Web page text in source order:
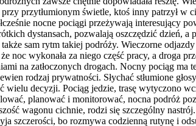
przytłumionym świetle, ktoś inny patrzył w
nocne pociągi przeżywają interesujący
dystansach, pozwalają oszczędzić dzień, a
sam rytm takiej podróży. Wieczorne
wykonała za niego część pracy, a droga
na zatłoczonych drogach. Nocny pociąg ma
rodzaj prywatności. Słychać stłumione
decyzji. Pociąg jedzie, trasę wytyczono
planować i monitorować, nocna podróż
wagonu cichnie, rodzi się szczególny
szczerości, bo rozmywa codzienną rutynę i